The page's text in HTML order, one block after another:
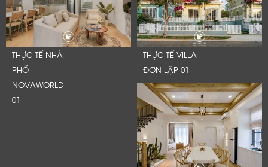
THỰC TẾ NHÀ
PHỐ
NOVAWORLD
01
THỰC TẾ VILLA
ĐƠN LẬP 01